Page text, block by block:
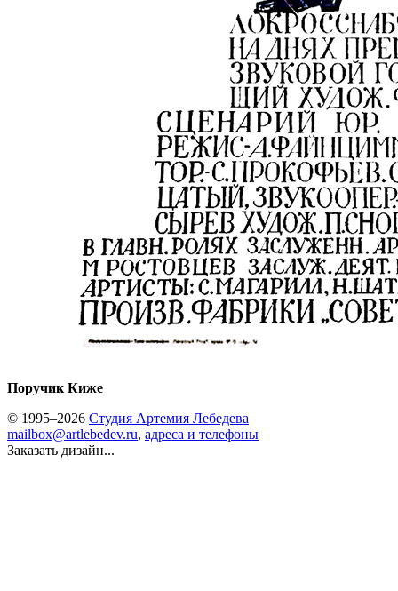
Поручик Киже
© 1995–2026 Студия Артемия Лебедева
mailbox@artlebedev.ru, адреса и телефоны
Заказать дизайн...